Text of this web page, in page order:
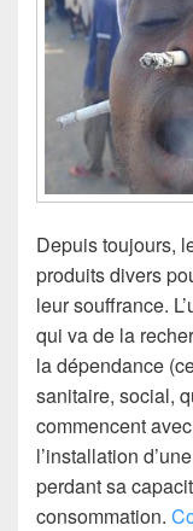
Depuis toujours,
produits divers
leur souffrance.
qui va de la
la dépendance
sanitaire, social,
commencent
l’installation
perdant sa
consommation.